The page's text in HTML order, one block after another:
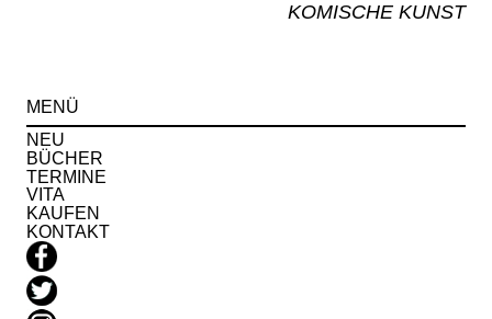
KOMISCHE KUNST
MENÜ
NEU
BÜCHER
TERMINE
VITA
KAUFEN
KONTAKT